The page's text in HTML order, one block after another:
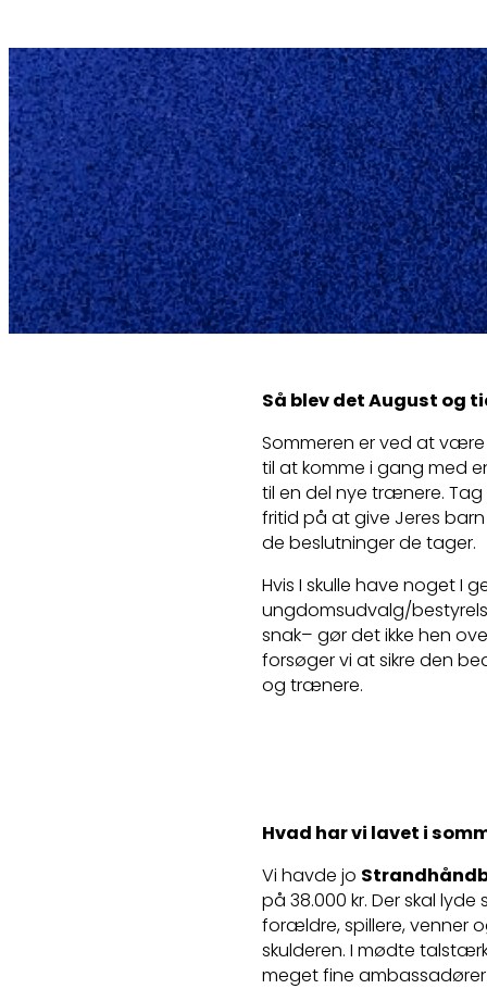
MÅNEDSBREV
Så blev det August og
Sommeren er ved at
til at komme i gang med
til en del nye trænere.
fritid på at give Jeres
de beslutninger de tager.
Hvis I skulle have noget I
ungdomsudvalg/
snak– gør det ikke hen
forsøger vi at sikre den
og trænere.
Hvad har vi lavet i
Vi havde jo
på 38.000 kr. Der skal
forældre, spillere, venner
skulderen. I mødte
meget fine ambassadører